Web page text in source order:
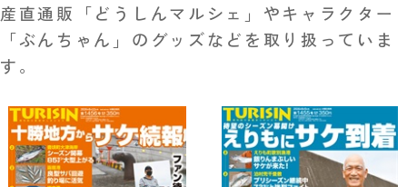
産直通販「どうしんマルシェ」やキャラクター
「ぶんちゃん」のグッズなどを取り扱っていま
す。